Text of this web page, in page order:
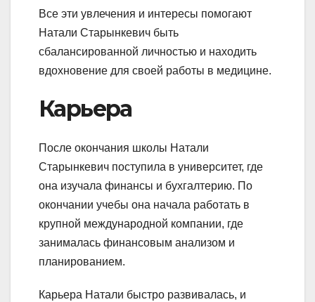
Все эти увлечения и интересы помогают
Натали Старынкевич быть
сбалансированной личностью и находить
вдохновение для своей работы в медицине.
Карьера
После окончания школы Натали
Старынкевич поступила в университет, где
она изучала финансы и бухгалтерию. По
окончании учебы она начала работать в
крупной международной компании, где
занималась финансовым анализом и
планированием.
Карьера Натали быстро развивалась, и